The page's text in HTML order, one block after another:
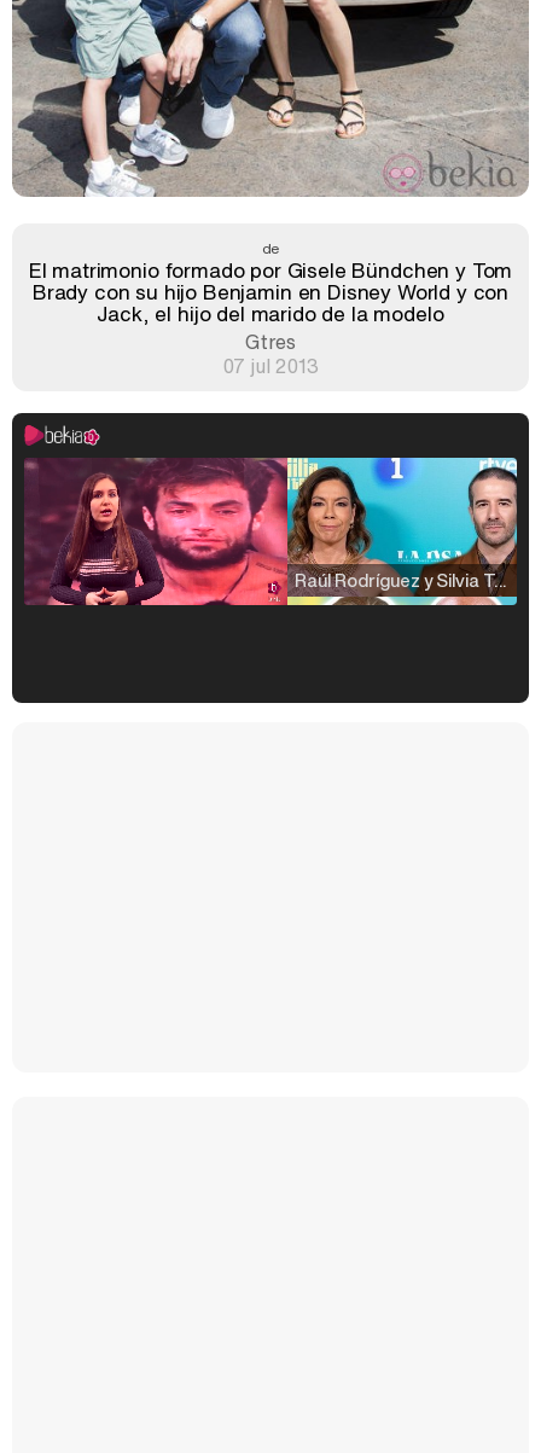
de
El matrimonio formado por Gisele Bündchen y Tom
Brady con su hijo Benjamin en Disney World y con
Jack, el hijo del marido de la modelo
Gtres
07 jul 2013
Raúl Rodríguez y Silvia Taulés nos cuentan su papel en 'La familia de la tele'